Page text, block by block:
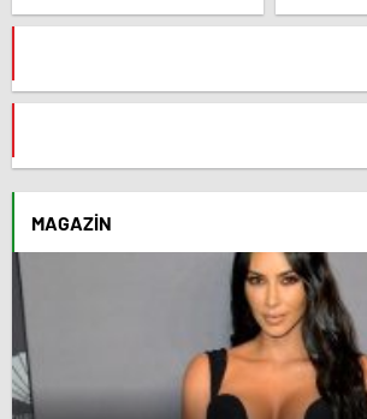
Düğün: Maliyeti Dudak
Çeken
MAGAZIN